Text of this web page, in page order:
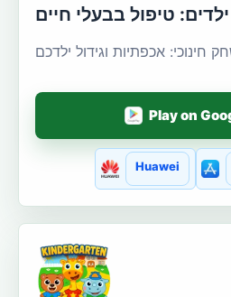
ילדים: טיפול בבעלי חיים
Play on
Huawei